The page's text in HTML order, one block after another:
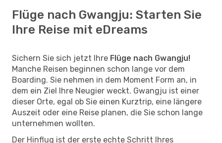
Flüge nach Gwangju: Starten Sie
Ihre Reise mit eDreams
Sichern Sie sich jetzt Ihre Flüge nach Gwangju!
Manche Reisen beginnen schon lange vor dem
Boarding. Sie nehmen in dem Moment Form an, in
dem ein Ziel Ihre Neugier weckt. Gwangju ist einer
dieser Orte, egal ob Sie einen Kurztrip, eine längere
Auszeit oder eine Reise planen, die Sie schon lange
unternehmen wollten.
Der Hinflug ist der erste echte Schritt Ihres